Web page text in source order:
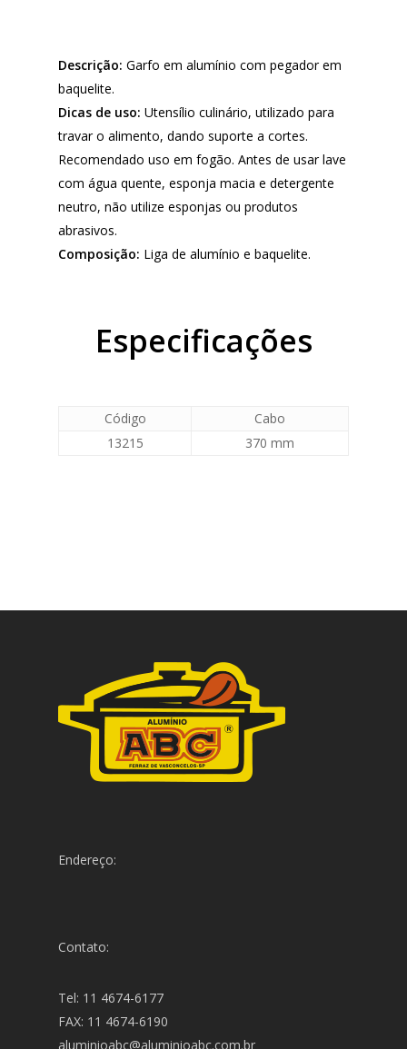
Descrição: Garfo em alumínio com pegador em
baquelite.
Dicas de uso: Utensílio culinário, utilizado para
travar o alimento, dando suporte a cortes.
Recomendado uso em fogão. Antes de usar lave
com água quente, esponja macia e detergente
neutro, não utilize esponjas ou produtos
abrasivos.
Composição: Liga de alumínio e baquelite.
Especificações
Código
Cabo
13215
370 mm
Endereço:
Contato:
Tel: 11 4674-6177
FAX: 11 4674-6190
aluminioabc@aluminioabc.com.br